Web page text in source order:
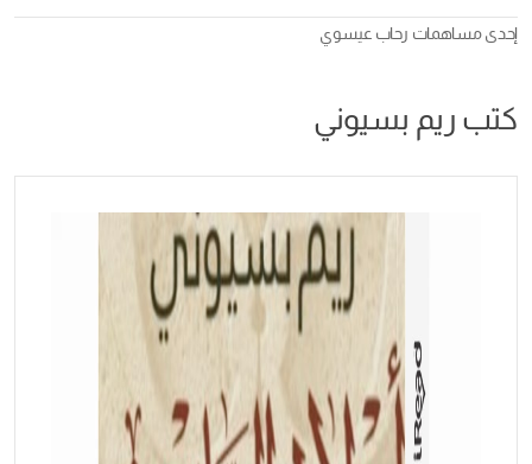
إحدى مساهمات رحاب عيسوي
كتب ريم بسيوني